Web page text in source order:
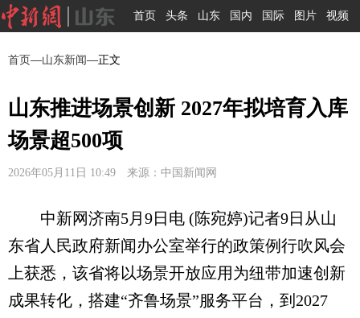
首页 头条 山东 国内 国际 图片 视频
首页—山东新闻—正文
山东推进场景创新 2027年拟培育入库
场景超500项
2026年05月11日 10:49 来源：中国新闻网
中新网济南5月9日电 (陈宛婷)记者9日从山
东省人民政府新闻办公室举行的政策例行吹风会
上获悉，该省将以场景开放应用为纽带加速创新
成果转化，搭建“齐鲁场景”服务平台，到2027